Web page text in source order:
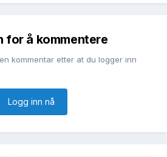
for å kommentere
kommentar etter at du logger inn
Logg inn nå